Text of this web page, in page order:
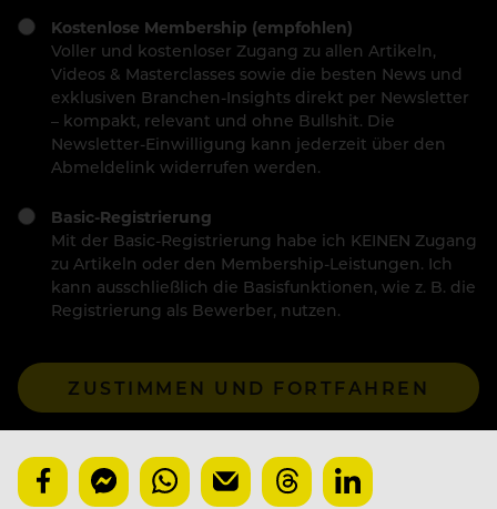
Kostenlose Membership (empfohlen)
Voller und kostenloser Zugang zu allen Artikeln,
Videos & Masterclasses sowie die besten News und
exklusiven Branchen-Insights direkt per Newsletter
– kompakt, relevant und ohne Bullshit. Die
Newsletter-Einwilligung kann jederzeit über den
Abmeldelink widerrufen werden.
Basic-Registrierung
Mit der Basic-Registrierung habe ich KEINEN Zugang
zu Artikeln oder den Membership-Leistungen. Ich
kann ausschließlich die Basisfunktionen, wie z. B. die
Registrierung als Bewerber, nutzen.
ZUSTIMMEN UND FORTFAHREN